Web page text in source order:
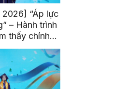
2026] “Áp lực
– Hành trình
thấy chính